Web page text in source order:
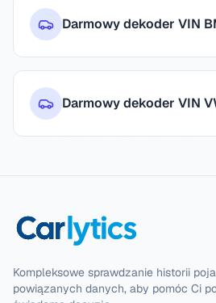
Darmowy dekoder VIN
Darmowy dekoder VIN
Kompleksowe sprawdzanie historii
powiązanych danych, aby pomóc Ci